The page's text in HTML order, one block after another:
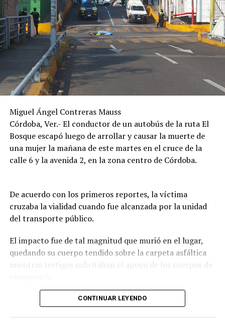
Miguel Ángel Contreras Mauss
Córdoba, Ver.- El conductor de un autobús de la ruta El
Bosque escapó luego de arrollar y causar la muerte de
una mujer la mañana de este martes en el cruce de la
calle 6 y la avenida 2, en la zona centro de Córdoba.
De acuerdo con los primeros reportes, la víctima
cruzaba la vialidad cuando fue alcanzada por la unidad
del transporte público.
El impacto fue de tal magnitud que murió en el lugar,
quedando su cuerpo tendido sobre la carpeta asfáltica
mientras testigos solicitaban el apoyo de los cuerpos de
Lejos de detenerse para auxiliar a la víctima, el operador
CONTINUAR LEYENDO